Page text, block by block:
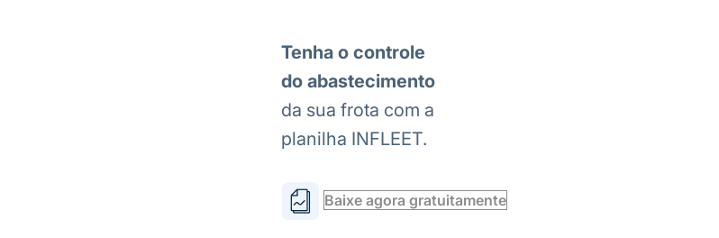
Tenha o controle
do abastecimento
da sua frota com a
planilha INFLEET.
Baixe agora gratuitamente